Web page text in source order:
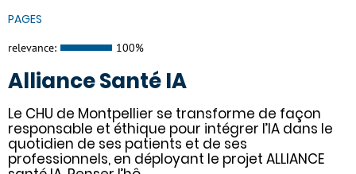
PAGES
relevance: 100%
Alliance Santé IA
Le CHU de Montpellier se transforme de façon
responsable et éthique pour intégrer l’IA dans le
quotidien de ses patients et de ses
professionnels, en déployant le projet ALLIANCE